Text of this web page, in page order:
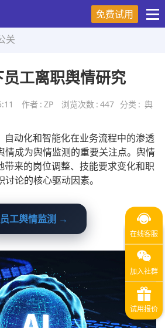
免费试用
关
工离职舆情研究
作者 : ZP 浏览次数 : 447 分类 : 舆
自动化和智能化在业务流程中的渗透
情成为舆情监测的重要关注点。舆情
带来的岗位调整、技能要求变化和职
论的核心驱动因素。
员工舆情监测 →